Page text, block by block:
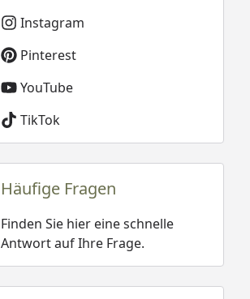
Instagram
Pinterest
YouTube
TikTok
Häufige Fragen
Finden Sie hier eine schnelle
Antwort auf Ihre Frage.